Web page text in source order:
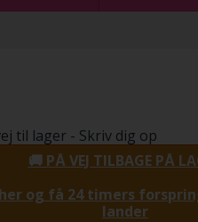
til lager - Skriv dig op
🚚 PÅ VEJ TILBAGE PÅ
og få 24 timers
lander